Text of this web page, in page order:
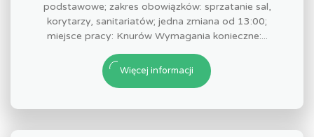
podstawowe; zakres obowiązków: sprzatanie sal,
korytarzy, sanitariatów; jedna zmiana od 13:00;
miejsce pracy: Knurów Wymagania konieczne:...
Więcej informacji